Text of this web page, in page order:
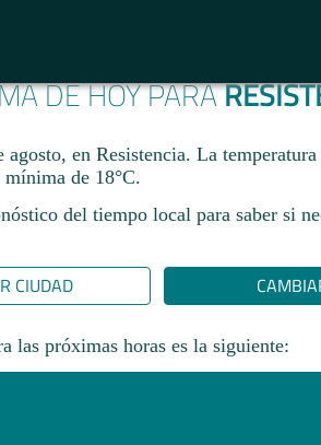
DE HOY PARA
en Resistencia. La
de 18°C.​
del tiempo local para saber si
CIUDAD
las próximas horas es la siguiente: